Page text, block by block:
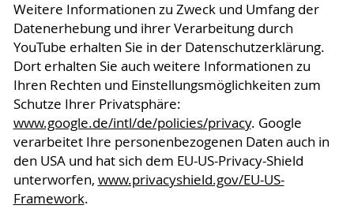
Weitere Informationen zu Zweck und Umfang der
Datenerhebung und ihrer Verarbeitung durch
YouTube erhalten Sie in der Datenschutzerklärung.
Dort erhalten Sie auch weitere Informationen zu
Ihren Rechten und Einstellungsmöglichkeiten zum
Schutze Ihrer Privatsphäre:
www.google.de/intl/de/policies/privacy. Google
verarbeitet Ihre personenbezogenen Daten auch in
den USA und hat sich dem EU-US-Privacy-Shield
unterworfen, www.privacyshield.gov/EU-US-
Framework.